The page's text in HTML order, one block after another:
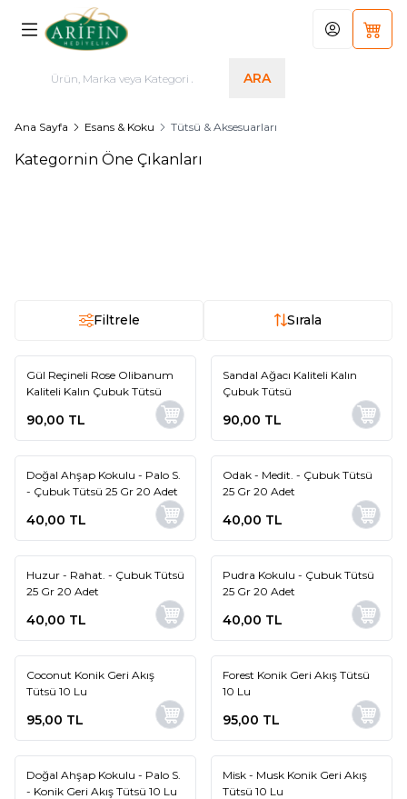
ARA
Hesabım
Ana Sayfa Esans & Koku Tütsü & Aksesuarları
Kategornin Öne Çıkanları
Filtrele Sırala
Yeni
Gül Reçineli Rose Olibanum
Kaliteli Kalın Çubuk Tütsü
90,00 TL
Yeni
Sandal Ağacı Kaliteli Kalın
Çubuk Tütsü
90,00 TL
Doğal Ahşap Kokulu - Palo S.
- Çubuk Tütsü 25 Gr 20 Adet
40,00 TL
Odak - Medit. - Çubuk Tütsü
25 Gr 20 Adet
40,00 TL
Huzur - Rahat. - Çubuk Tütsü
25 Gr 20 Adet
40,00 TL
Pudra Kokulu - Çubuk Tütsü
25 Gr 20 Adet
40,00 TL
Coconut Konik Geri Akış
Tütsü 10 Lu
95,00 TL
Forest Konik Geri Akış Tütsü
10 Lu
95,00 TL
Doğal Ahşap Kokulu - Palo S.
- Konik Geri Akış Tütsü 10 Lu
Misk - Musk Konik Geri Akış
Tütsü 10 Lu